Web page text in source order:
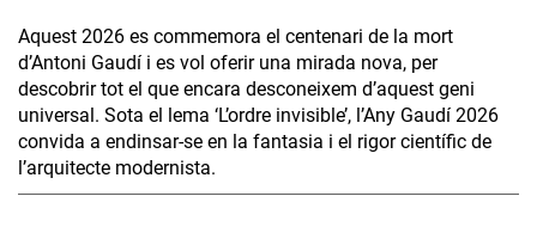
Aquest 2026 es commemora el centenari de la mort
d’Antoni Gaudí i es vol oferir una mirada nova, per
descobrir tot el que encara desconeixem d’aquest geni
universal. Sota el lema ‘L’ordre invisible’, l’Any Gaudí 2026
convida a endinsar-se en la fantasia i el rigor científic de
l’arquitecte modernista.